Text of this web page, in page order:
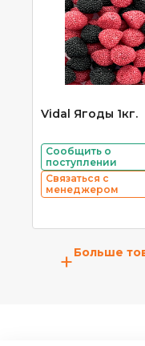
Vidal Ягоды 1кг.
Сообщить о
поступлении
Связаться с
менеджером
+Больше